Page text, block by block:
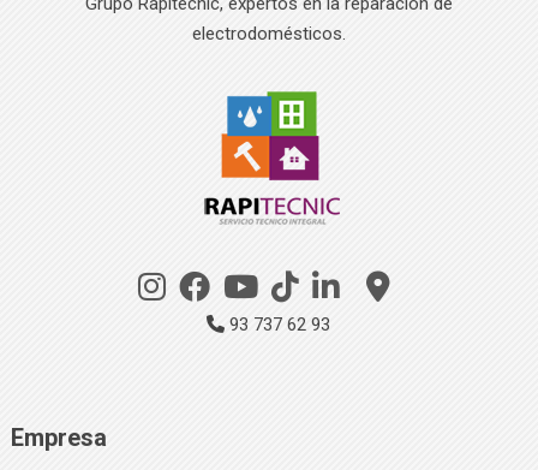
electrodomésticos.
93 737 62 93
Empresa